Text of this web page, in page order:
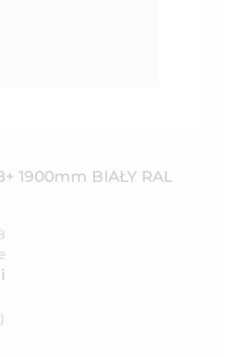
1900mm BIAŁY RAL